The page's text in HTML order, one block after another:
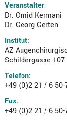
Veranstalter:
Dr. Omid Kermani
Dr. Georg Gerten
Institut:
AZ
Schildergasse
Telefon:
+49 (0)2 21 / 6 50-
Fax:
+49 (0)2 21 / 6 50-